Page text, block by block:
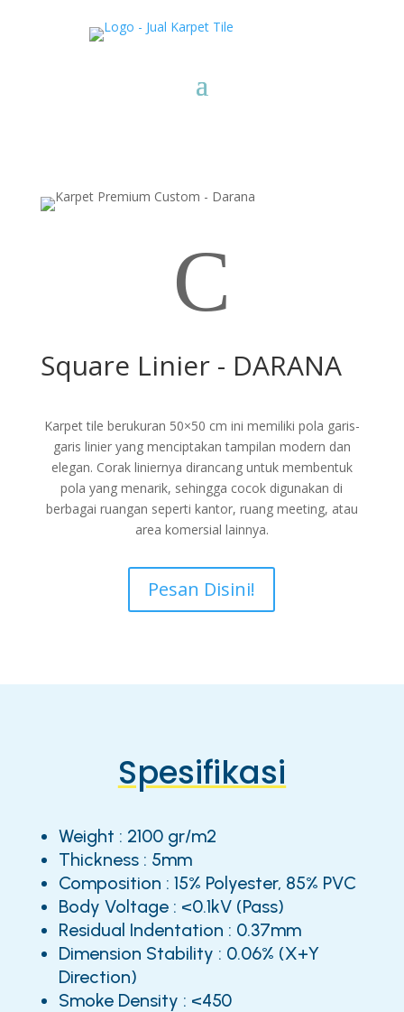
C
Square Linier - DARANA
Karpet tile berukuran 50×50 cm ini memiliki pola garis-
garis linier yang menciptakan tampilan modern dan
elegan. Corak liniernya dirancang untuk membentuk
pola yang menarik, sehingga cocok digunakan di
berbagai ruangan seperti kantor, ruang meeting, atau
area komersial lainnya.
Pesan Disini!
Spesifikasi
Weight : 2100 gr/m2
Thickness : 5mm
Composition : 15% Polyester, 85% PVC
Body Voltage : <0.1kV (Pass)
Residual Indentation : 0.37mm
Dimension Stability : 0.06% (X+Y
Direction)
Smoke Density : <450